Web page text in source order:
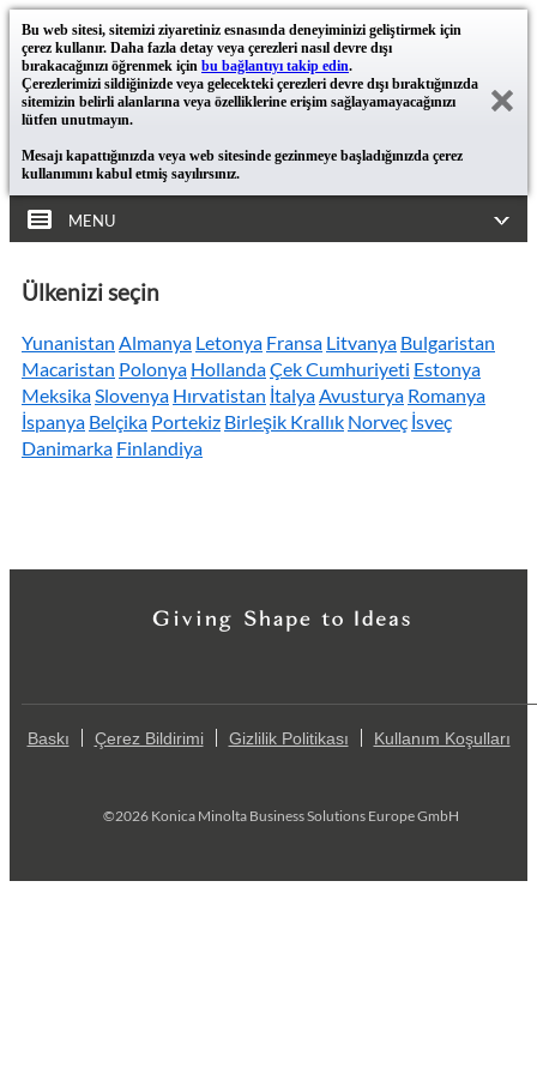
Bu web sitesi, sitemizi ziyaretiniz esnasında deneyiminizi geliştirmek için
çerez kullanır. Daha fazla detay veya çerezleri nasıl devre dışı
bırakacağınızı öğrenmek için bu bağlantıyı takip edin.
Çerezlerimizi sildiğinizde veya gelecekteki çerezleri devre dışı bıraktığınızda
sitemizin belirli alanlarına veya özelliklerine erişim sağlayamayacağınızı
lütfen unutmayın.
Mesajı kapattığınızda veya web sitesinde gezinmeye başladığınızda çerez
kullanımını kabul etmiş sayılırsınız.
MENU
Ülkenizi seçin
Yunanistan Almanya Letonya Fransa Litvanya Bulgaristan
Macaristan Polonya HollandaÇek Cumhuriyeti Estonya
MeksikaSlovenya Hırvatistan İtalyaAvusturya Romanya
İspanya Belçika Portekiz Birleşik Krallık Norveç İsveç
Danimarka Finlandiya
Baskı Çerez Bildirimi Gizlilik Politikası Kullanım Koşulları
©2026 Konica Minolta Business Solutions Europe GmbH